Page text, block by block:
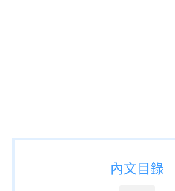
內文目錄